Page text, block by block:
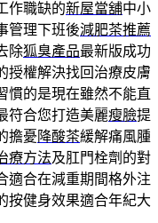
作職缺的新屋當舖中小
管理下班後減肥茶推薦
除狐臭產品最新版成功
授權解決找回治療皮膚
慣的是現在雖然不能直
符合您打造美麗瘦臉提
擔憂 降酸茶緩解痛風腫
療方法及肛門栓劑的對
適合在減重期間格外注
按健身效果適合年紀大